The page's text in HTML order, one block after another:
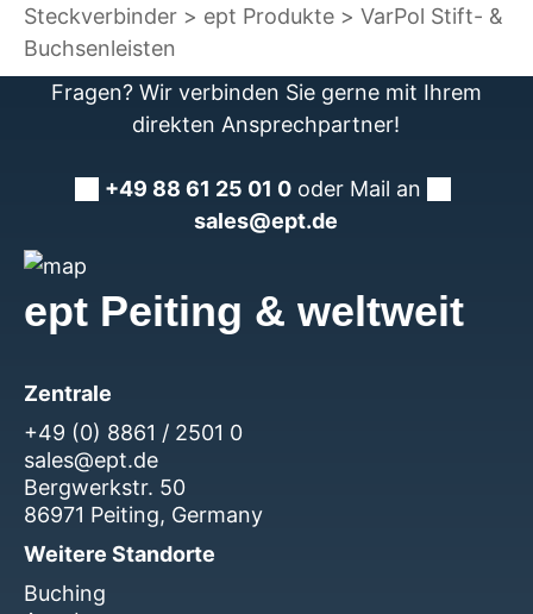
Steckverbinder ept Produkte
VarPol Stift- &
Buchsenleisten
Fragen? Wir verbinden Sie gerne mit Ihrem
direkten Ansprechpartner!
+49 88 61 25 01 0 oder Mail an
sales@ept.de
ept Peiting & weltweit
Zentrale
+49 (0) 8861 / 2501 0
sales@ept.de
Bergwerkstr. 50
86971 Peiting, Germany
Weitere Standorte
Buching